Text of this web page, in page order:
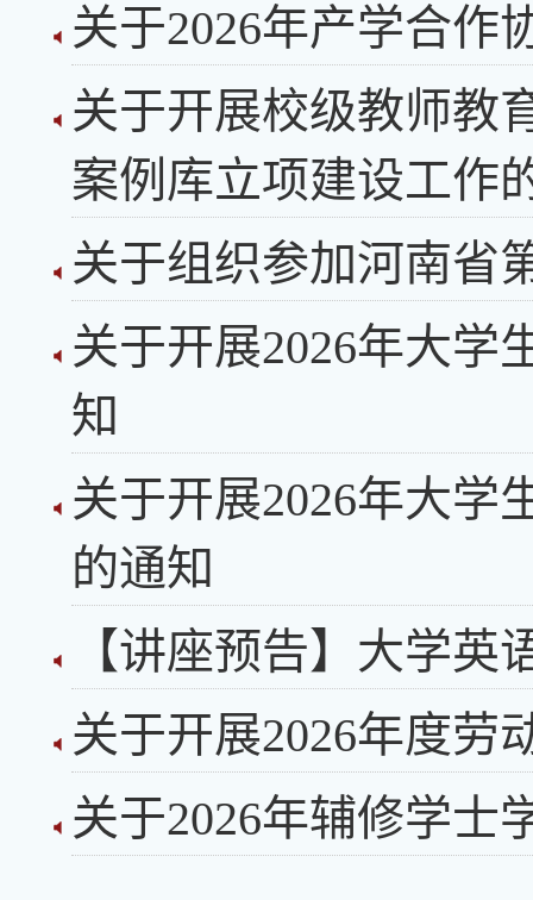
关于2026年产学合作
关于开展校级教师教
案例库立项建设工作
关于组织参加河南省
关于开展2026年大学
知
关于开展2026年大学
的通知
【讲座预告】大学英
关于开展2026年度劳
关于2026年辅修学士